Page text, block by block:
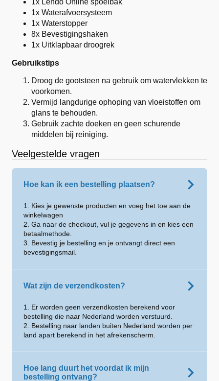
1x Lendo Online spoelbak
1x Waterafvoersysteem
1x Waterstopper
8x Bevestigingshaken
1x Uitklapbaar droogrek
Gebruikstips
Droog de gootsteen na gebruik om watervlekken te
voorkomen.
Vermijd langdurige ophoping van vloeistoffen om
glans te behouden.
Gebruik zachte doeken en geen schurende
middelen bij reiniging.
Veelgestelde vragen
Hoe kan ik een bestelling plaatsen?
1. Kies je gewenste producten en voeg het toe aan de
winkelwagen
2. Ga naar de checkout, vul je gegevens in en kies een
betaalmethode.
3. Bevestig je bestelling en je ontvangt direct een
bevestigingsmail.
Wat zijn de verzendkosten?
1. Er worden geen verzendkosten berekend voor
bestelling die naar Nederland worden verstuurd.
2. Bestelling naar landen buiten Nederland worden per
land apart berekend in het afrekenscherm.
Hoe lang duurt het voordat ik mijn
bestelling ontvang?